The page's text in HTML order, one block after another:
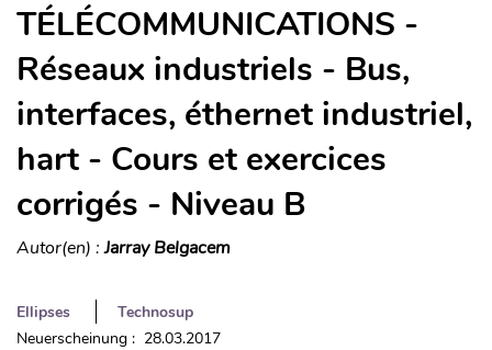
TÉLÉCOMMUNICATIONS -
Réseaux industriels - Bus,
interfaces, éthernet industriel,
hart - Cours et exercices
corrigés - Niveau B
Autor(en) :Jarray Belgacem
Ellipses
Technosup
Neuerscheinung : 28.03.2017